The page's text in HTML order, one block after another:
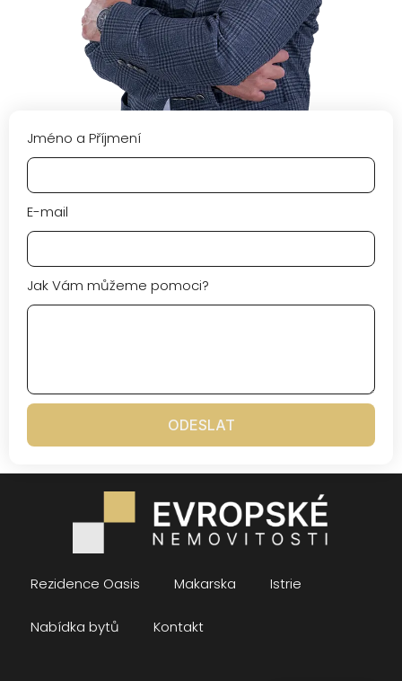
Jméno a Příjmení
E-mail
Jak Vám můžeme pomoci?
ODESLAT
Rezidence Oasis Makarska Istrie
Nabídka bytů Kontakt